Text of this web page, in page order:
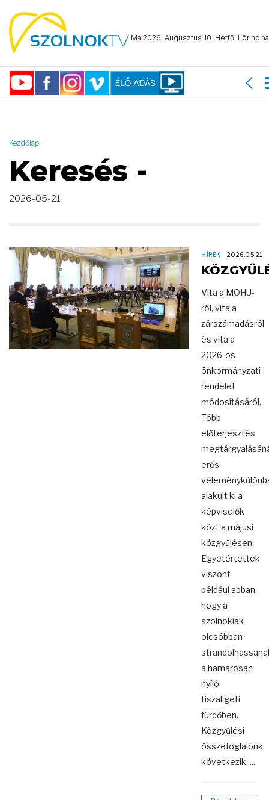
Ma 2026. Augusztus 10. Hétfő, Lörinc
"2026-05-21 23:59:59" )
Kezdőlap
Keresés -
2026-05-21
HÍREK 2026.05.21
Vita a MOHU-
ról, vita a
zárszámadásról
és vita a
2026-os
önkormányzati
rendelet
módosításáról.
Több
előterjesztés
erős
alakult ki a
képviselők
közt a májusi
közgyűlésen.
Egyetértettek
viszont
például abban,
hogy a
szolnokiak
olcsóbban
a hamarosan
nyíló
tiszaligeti
fürdőben.
Közgyűlési
összefoglalónk
következik. ...